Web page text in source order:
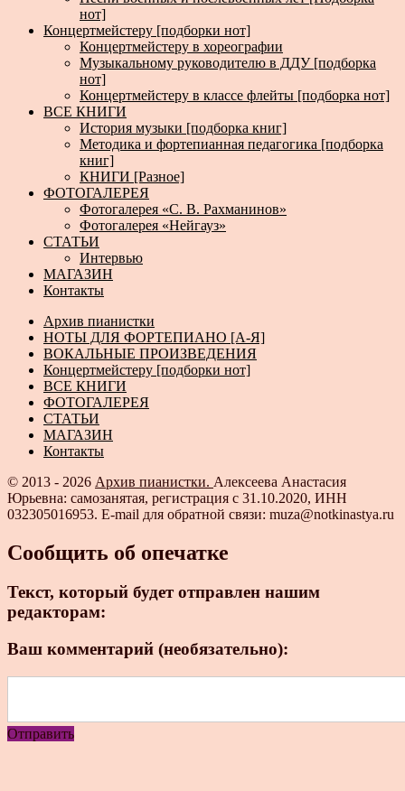
нот]
Концертмейстеру [подборки нот]
Концертмейстеру в хореографии
Музыкальному руководителю в ДДУ [подборка
нот]
Концертмейстеру в классе флейты [подборка нот]
ВСЕ КНИГИ
История музыки [подборка книг]
Методика и фортепианная педагогика [подборка
книг]
КНИГИ [Разное]
ФОТОГАЛЕРЕЯ
Фотогалерея «С. В. Рахманинов»
Фотогалерея «Нейгауз»
СТАТЬИ
Интервью
МАГАЗИН
Контакты
Архив пианистки
НОТЫ ДЛЯ ФОРТЕПИАНО [А-Я]
ВОКАЛЬНЫЕ ПРОИЗВЕДЕНИЯ
Концертмейстеру [подборки нот]
ВСЕ КНИГИ
ФОТОГАЛЕРЕЯ
СТАТЬИ
МАГАЗИН
Контакты
© 2013 - 2026 Архив пианистки. Алексеева Анастасия
Юрьевна: самозанятая, регистрация с 31.10.2020, ИНН
032305016953. E-mail для обратной связи: muza@notkinastya.ru
Сообщить об опечатке
Текст, который будет отправлен нашим
редакторам:
Ваш комментарий (необязательно):
Отправить